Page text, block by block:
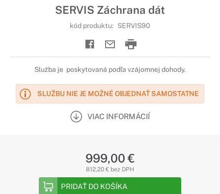
SERVIS Záchrana dát
kód produktu: SERVIS90
Služba je poskytovaná podľa vzájomnej dohody.
SLUŽBU NIE JE MOŽNÉ OBJEDNAŤ SAMOSTATNE
VIAC INFORMÁCIÍ
999,00 €
812,20 € bez DPH
PRIDAŤ DO KOŠÍKA